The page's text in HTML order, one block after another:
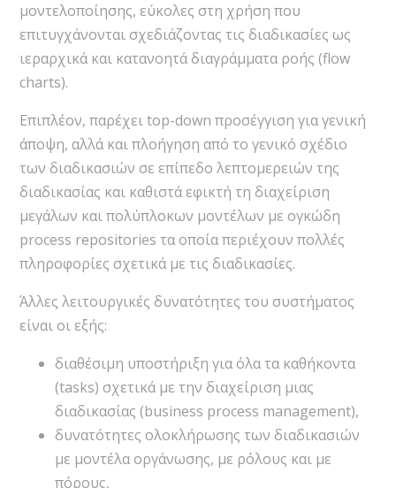
μοντελοποίησης, εύκολες στη χρήση που
επιτυγχάνονται σχεδιάζοντας τις διαδικασίες ως
ιεραρχικά και κατανοητά διαγράμματα ροής (flow
charts).
Επιπλέον, παρέχει top-down προσέγγιση για γενική
άποψη, αλλά και πλοήγηση από το γενικό σχέδιο
των διαδικασιών σε επίπεδο λεπτομερειών της
διαδικασίας και καθιστά εφικτή τη διαχείριση
μεγάλων και πολύπλοκων μοντέλων με ογκώδη
process repositories τα οποία περιέχουν πολλές
πληροφορίες σχετικά με τις διαδικασίες.
Άλλες λειτουργικές δυνατότητες του συστήματος
είναι οι εξής:
διαθέσιμη υποστήριξη για όλα τα καθήκοντα
(tasks) σχετικά με την διαχείριση μιας
διαδικασίας (business process management),
δυνατότητες ολοκλήρωσης των διαδικασιών
με μοντέλα οργάνωσης, με ρόλους και με
πόρους,